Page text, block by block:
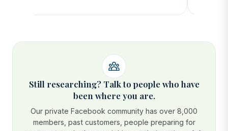
Still researching? Talk to people who have
been where you are.
Our private Facebook community has over 8,000
members, past customers, people preparing for